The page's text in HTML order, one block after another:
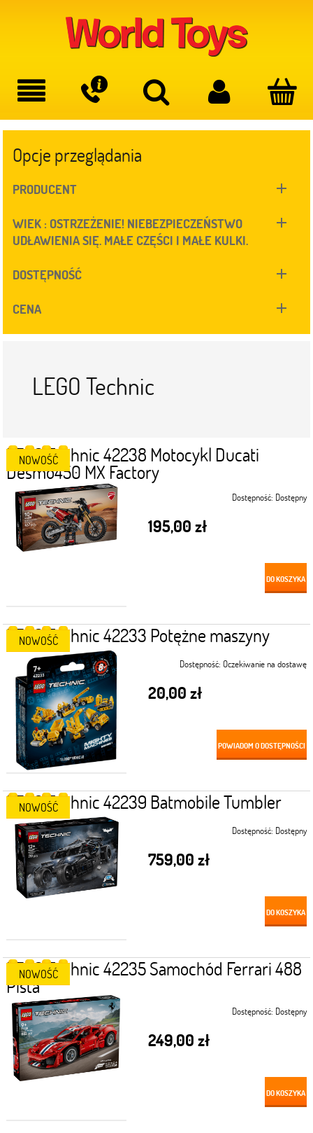
Opcje przeglądania
PRODUCENT
WIEK : OSTRZEŻENIE! NIEBEZPIECZEŃSTWO
UDŁAWIENIA SIĘ. MAŁE CZĘŚCI I MAŁE KULKI.
DOSTĘPNOŚĆ
CENA
LEGO Technic
LEGO Technic 42238 Motocykl Ducati
Desmo450 MX Factory
Dostępność: Dostępny
195,00 zł
DO KOSZYKA
NOWOŚĆ
LEGO Technic 42233 Potężne maszyny
Dostępność: Oczekiwanie na dostawę
20,00 zł
POWIADOM O DOSTĘPNOŚCI
NOWOŚĆ
LEGO Technic 42239 Batmobile Tumbler
Dostępność: Dostępny
759,00 zł
DO KOSZYKA
NOWOŚĆ
LEGO Technic 42235 Samochód Ferrari 488
Pista
Dostępność: Dostępny
249,00 zł
DO KOSZYKA
NOWOŚĆ